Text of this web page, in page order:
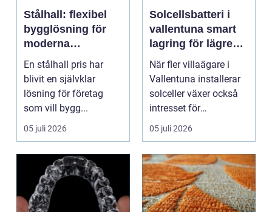
Stålhall: flexibel
bygglösning för
moderna
verksamheter
En stålhall pris har
blivit en självklar
lösning för företag
som vill bygg...
05 juli 2026
Solcellsbatteri i
vallentuna smart
lagring för lägre
elkostnader året
runt
När fler villaägare i
Vallentuna installerar
solceller växer också
intresset för
energilagring. Ett ...
05 juli 2026